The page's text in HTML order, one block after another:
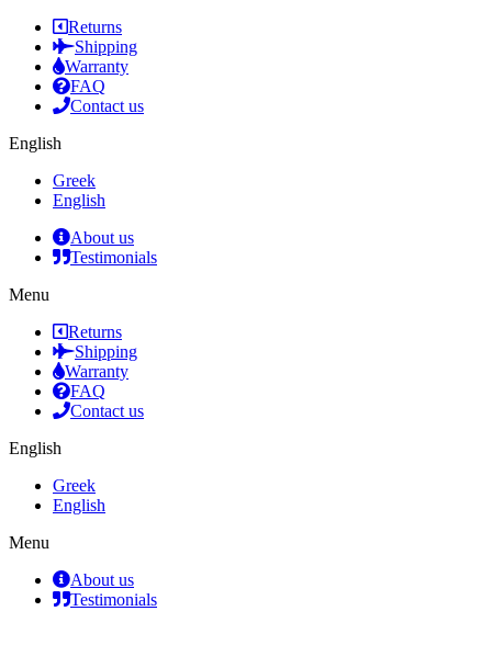
Returns
Shipping
Warranty
FAQ
Contact us
English
Greek
English
About us
Testimonials
Menu
Returns
Shipping
Warranty
FAQ
Contact us
English
Greek
English
Menu
About us
Testimonials